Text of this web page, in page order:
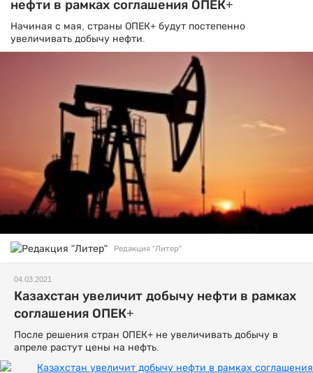
нефти в рамках соглашения ОПЕК+
Начиная с мая, страны ОПЕК+ будут постепенно
увеличивать добычу нефти.
Редакция "Литер"
04.03.2021
Казахстан увеличит добычу нефти в рамках
соглашения ОПЕК+
После решения стран ОПЕК+ не увеличивать добычу в
апреле растут цены на нефть.